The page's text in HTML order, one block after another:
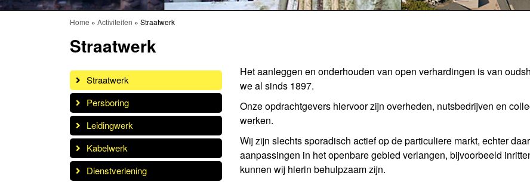
Home » Activiteiten » Straatwerk
Straatwerk
Het aanleggen en onderhouden van open verhardingen is van
we al sinds 1897.
Onze opdrachtgevers hiervoor zijn overheden, nutsbedrijven en
werken.
Wij zijn slechts sporadisch actief op de particuliere markt, echter
aanpassingen in het openbare gebied verlangen, bijvoorbeeld
kunnen wij hierin behulpzaam zijn.
Straatwerk
Persboring
Leidingwerk
Kabelwerk
Dienstverlening